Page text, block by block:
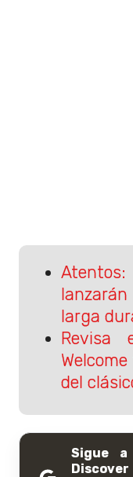
larga
Revisa
del
Sigue a
Discover